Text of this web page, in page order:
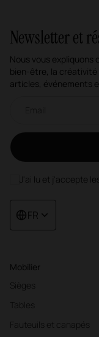
Mobilier
Sièges
Tables
Fauteuils et canapés
Newsletter et
Nous vous expliquons
bien-être, la
articles, événements
J'ai lu et j'accepte
FR